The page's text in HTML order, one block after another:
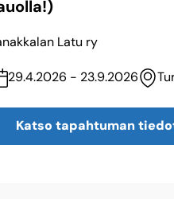
Latu ry
29.4.2026 - 23.9.2026
Katso tapahtuman